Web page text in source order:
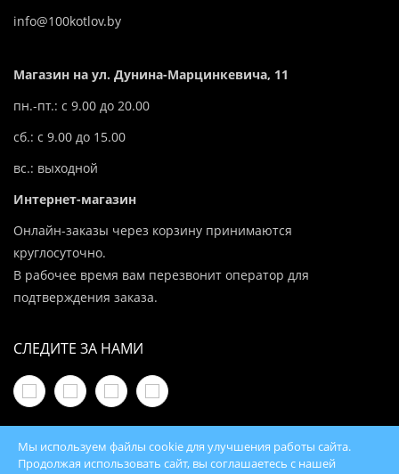
info@100kotlov.by
Магазин на ул. Дунина-Марцинкевича, 11
пн.-пт.: с 9.00 до 20.00
сб.: с 9.00 до 15.00
вс.: выходной
Интернет-магазин
Онлайн-заказы через корзину принимаются
круглосуточно.
В рабочее время вам перезвонит оператор для
подтверждения заказа.
СЛЕДИТЕ ЗА НАМИ
Мы используем файлы cookie для улучшения работы сайта.
Продолжая использовать сайт, вы соглашаетесь с нашей